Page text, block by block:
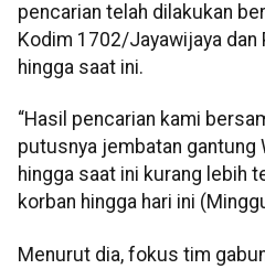
pencarian telah dilakukan
Kodim 1702/Jayawijaya dan
hingga saat ini.
“Hasil pencarian kami
putusnya jembatan gantung
hingga saat ini kurang lebih
korban hingga hari ini
Menurut dia, fokus tim